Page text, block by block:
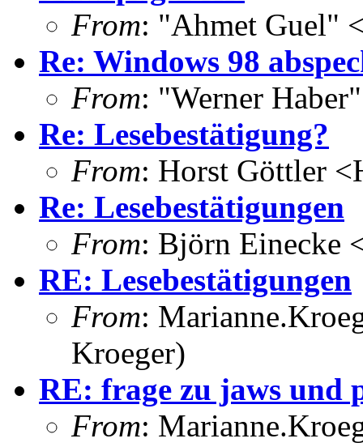
From: "Ahmet Guel"
Re: Windows 98
From: "Werner
Re: Lesebestätigung?
From: Horst Göttler
Re: Lesebestätigungen
From: Björn Einecke
RE: Lesebestätigungen
From:
Kroeger)
RE: frage zu jaws und
From: